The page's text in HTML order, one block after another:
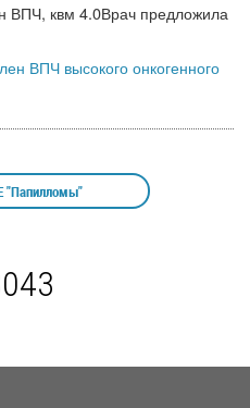
ВПЧ, квм 4.0Врач предложила
ВПЧ высокого онкогенного
"Папилломы"